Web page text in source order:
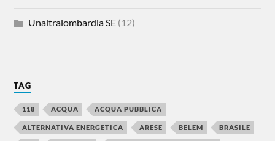
Unaltralombardia SE (12)
TAG
118 ACQUA ACQUA PUBBLICA
ALTERNATIVA ENERGETICA ARESE BELEM BRASILE